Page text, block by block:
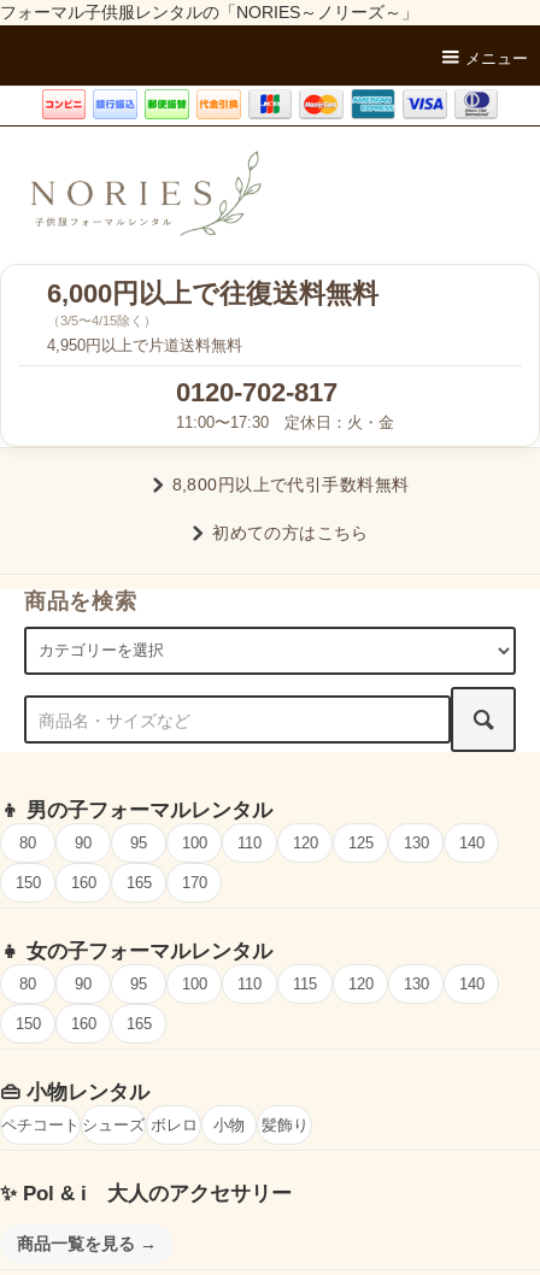
フォーマル子供服レンタルの「NORIES～ノリーズ～」
メニュー
6,000円以上で往復送料無料
（3/5〜4/15除く）
4,950円以上で片道送料無料
0120-702-817
11:00〜17:30 定休日：火・金
8,800円以上で代引手数料無料
初めての方はこちら
商品を検索
👦 男の子フォーマルレンタル
80 90 95 100 110 120 125 130 140
150 160 165 170
👧 女の子フォーマルレンタル
80 90 95 100 110 115 120 130 140
150 160 165
👜 小物レンタル
ペチコートシューズ ボレロ 小物 髪飾り
✨ Pol & i 大人のアクセサリー
商品一覧を見る →